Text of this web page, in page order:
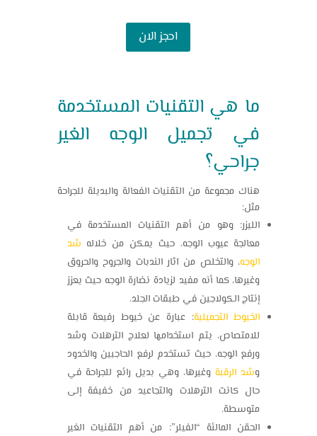
احجز الان
ما هي التقنيات المستخدمة
في تجميل الوجه الغير
جراحي؟
هناك مجموعة من التقنيات الفعالة والبديلة للجراحة
مثل:
الليزر: وهو من أهم التقنيات المستخدمة في
معالجة عيوب الوجه، حيث يمكن من خلاله شد
الوجه، والتخلص من آثار الندبات والجروح والحروق
وغيرها، كما أنه مفيد لزيادة نضارة الوجه حيث يعزز
إنتاج الكولاجين في طبقات الجلد.
الخيوط التجميلية: عبارة عن خيوط رفيعة قابلة
للامتصاص، يتم استخدامها لعلاج الترهلات وشد
ورفع الوجه، حيث تستخدم لرفع الحاجبين والخدود
وشد الرقبة وغيرها، وهي بديل رائع للجراحة في
حال كانت الترهلات والتجاعيد من خفيفة إلى
متوسطة.
الحقن المالئة “الفيلر”: من أهم التقنيات الغير